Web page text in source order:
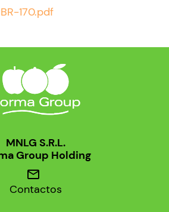
170.pdf
MNLG S.R.L.
Group Holding
mail
Contactos